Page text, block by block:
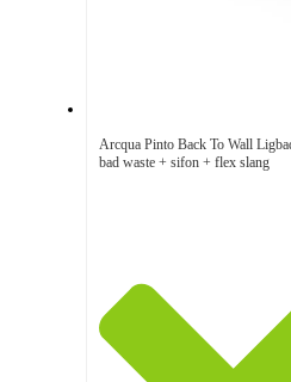
Arcqua Pinto Back To Wall
bad waste + sifon + flex slang